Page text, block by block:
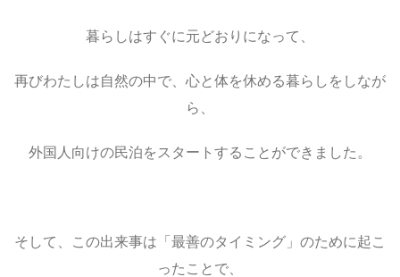
暮らしはすぐに元どおりになって、
再びわたしは自然の中で、心と体を休める暮らしをしなが
ら、
外国人向けの民泊をスタートすることができました。
そして、この出来事は「最善のタイミング」のために起こ
ったことで、